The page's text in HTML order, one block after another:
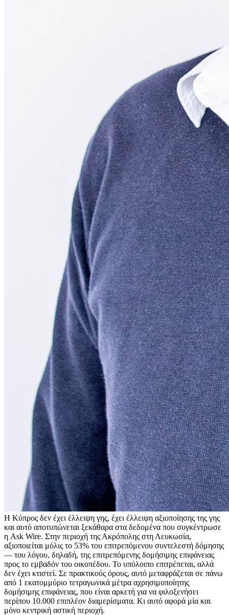
Η Κύπρος δεν έχει έλλειψη γης, έχει έλλειψη αξιοποίησης της γης
και αυτό αποτυπώνεται ξεκάθαρα στα δεδομένα που συγκέντρωσε
η Ask Wire. Στην περιοχή της Ακρόπολης στη Λευκωσία,
αξιοποιείται μόλις το 53% του επιτρεπόμενου συντελεστή δόμησης
— του λόγου, δηλαδή, της επιτρεπόμενης δομήσιμης επιφάνειας
προς το εμβαδόν του οικοπέδου. Το υπόλοιπο επιτρέπεται, αλλά
δεν έχει κτιστεί. Σε πρακτικούς όρους, αυτό μεταφράζεται σε πάνω
από 1 εκατομμύριο τετραγωνικά μέτρα αχρησιμοποίητης
δομήσιμης επιφάνειας, που είναι αρκετή για να φιλοξενήσει
περίπου 10.000 επιπλέον διαμερίσματα. Κι αυτό αφορά μία και
μόνο κεντρική αστική περιοχή.